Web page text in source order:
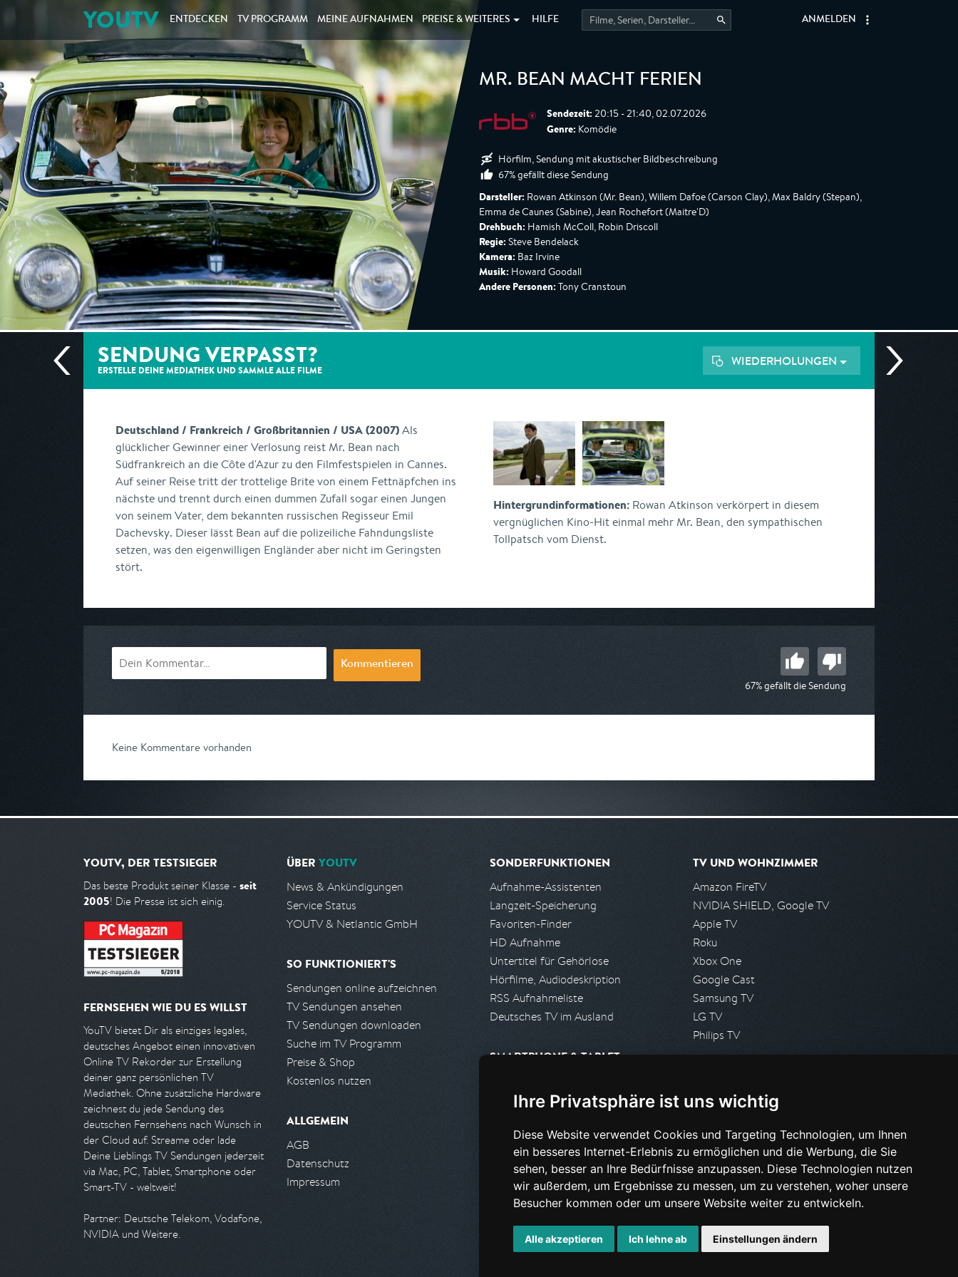
Ihre Privatsphäre ist uns wichtig
Diese Website verwendet Cookies und Targeting Technologien, um Ihnen
ein besseres Internet-Erlebnis zu ermöglichen und die Werbung, die Sie
sehen, besser an Ihre Bedürfnisse anzupassen. Diese Technologien nutzen
wir außerdem, um Ergebnisse zu messen, um zu verstehen, woher unsere
Besucher kommen oder um unsere Website weiter zu entwickeln.
Alle akzeptieren Ich lehne ab Einstellungen ändern
YOUTV ENTDECKEN TV PROGRAMM MEINE AUFNAHMEN PREISE & WEITERES HILFE ANMELDEN
MR. BEAN MACHT FERIEN
Sendezeit: 20:15 - 21:40, 02.07.2026
Genre: Komödie
Hörfilm, Sendung mit akustischer Bildbeschreibung
67% gefällt diese Sendung
Darsteller: Rowan Atkinson (Mr. Bean), Willem Dafoe (Carson Clay), Max Baldry (Stepan),
Emma de Caunes (Sabine), Jean Rochefort (Maitre'D)
Drehbuch: Hamish McColl, Robin Driscoll
Regie: Steve Bendelack
Kamera: Baz Irvine
Musik: Howard Goodall
Andere Personen: Tony Cranstoun
SENDUNG VERPASST?
ERSTELLE DEINE MEDIATHEK UND SAMMLE ALLE FILME
WIEDERHOLUNGEN
Deutschland / Frankreich / Großbritannien / USA (2007)Als
glücklicher Gewinner einer Verlosung reist Mr. Bean nach
Südfrankreich an die Côte d'Azur zu den Filmfestspielen in Cannes.
Auf seiner Reise tritt der trottelige Brite von einem Fettnäpfchen ins
nächste und trennt durch einen dummen Zufall sogar einen Jungen
von seinem Vater, dem bekannten russischen Regisseur Emil
Dachevsky. Dieser lässt Bean auf die polizeiliche Fahndungsliste
setzen, was den eigenwilligen Engländer aber nicht im Geringsten
stört.
Hintergrundinformationen: Rowan Atkinson verkörpert in diesem
vergnüglichen Kino-Hit einmal mehr Mr. Bean, den sympathischen
Tollpatsch vom Dienst.
Kommentieren
67% gefällt die Sendung
Keine Kommentare vorhanden
YOUTV, DER TESTSIEGER
Das beste Produkt seiner Klasse - seit
2005! Die Presse ist sich einig.
FERNSEHEN WIE DU ES WILLST
YouTV bietet Dir als einziges legales,
deutsches Angebot einen innovativen
Online TV Rekorder zur Erstellung
deiner ganz persönlichen TV
Mediathek. Ohne zusätzliche Hardware
zeichnest du jede Sendung des
deutschen Fernsehens nach Wunsch in
der Cloud auf. Streame oder lade
Deine Lieblings TV Sendungen jederzeit
via Mac, PC, Tablet, Smartphone oder
Smart-TV - weltweit!
Partner: Deutsche Telekom, Vodafone,
NVIDIA und Weitere.
ÜBER YOUTV
News & Ankündigungen
Service Status
YOUTV & Netlantic GmbH
SO FUNKTIONIERT'S
Sendungen online aufzeichnen
TV Sendungen ansehen
TV Sendungen downloaden
Suche im TV Programm
Preise & Shop
Kostenlos nutzen
ALLGEMEIN
AGB
Datenschutz
Impressum
SONDERFUNKTIONEN
Aufnahme-Assistenten
Langzeit-Speicherung
Favoriten-Finder
HD Aufnahme
Untertitel für Gehörlose
Hörfilme, Audiodeskription
RSS Aufnahmeliste
Deutsches TV im Ausland
SMARTPHONE & TABLET
Android App
PARTNER
Partnerliste
Partner werden
TV UND WOHNZIMMER
Amazon FireTV
NVIDIA SHIELD, Google TV
Apple TV
Roku
Xbox One
Google Cast
Samsung TV
LG TV
Philips TV
Presseanfrage stellen
HILFE & SUPPORT
Häufig gestellte Fragen
Anfrage stellen